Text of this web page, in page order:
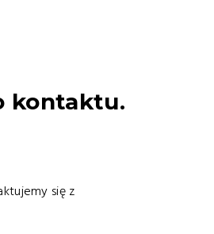
kontaktu.
się z